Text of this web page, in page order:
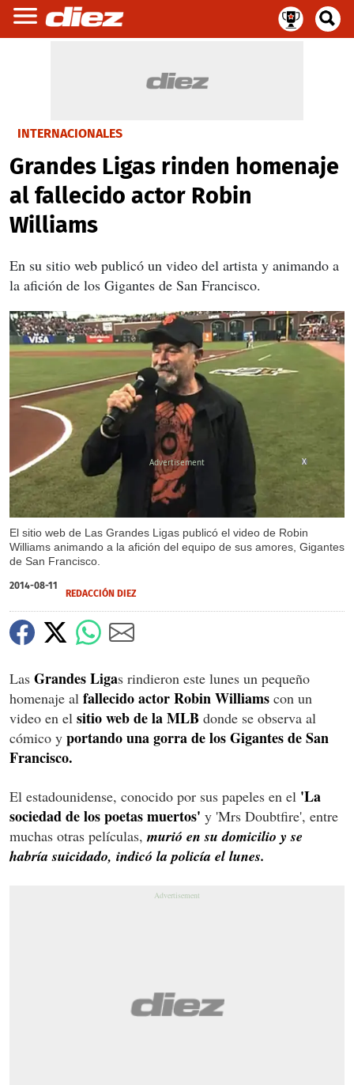
INTERNACIONALES
Grandes Ligas rinden homenaje
al fallecido actor Robin
Williams
En su sitio web publicó un video del artista y animando a
la afición de los Gigantes de San Francisco.
El sitio web de Las Grandes Ligas publicó el video de Robin
Williams animando a la afición del equipo de sus amores, Gigantes
de San Francisco.
X
2014-08-11
REDACCIÓN DIEZ
Las Grandes Ligas rindieron este lunes un pequeño
homenaje al fallecido actor Robin Williams con un
video en el sitio web de la MLB donde se observa al
cómico y portando una gorra de los Gigantes de San
Francisco.
El estadounidense, conocido por sus papeles en el 'La
sociedad de los poetas muertos' y 'Mrs Doubtfire', entre
muchas otras películas, murió en su domicilio y se
habría suicidado, indicó la policía el lunes.